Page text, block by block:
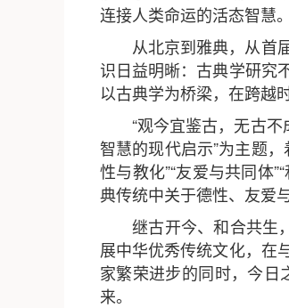
连接人类命运的活态智慧。
从北京到雅典，从首
识日益明晰：古典学研究
以古典学为桥梁，在跨越
“观今宜鉴古，无古
智慧的现代启示”为主题
性与教化”“友爱与共同体
典传统中关于德性、友爱
继古开今、和合共生
展中华优秀传统文化，在
家繁荣进步的同时，今日
来。